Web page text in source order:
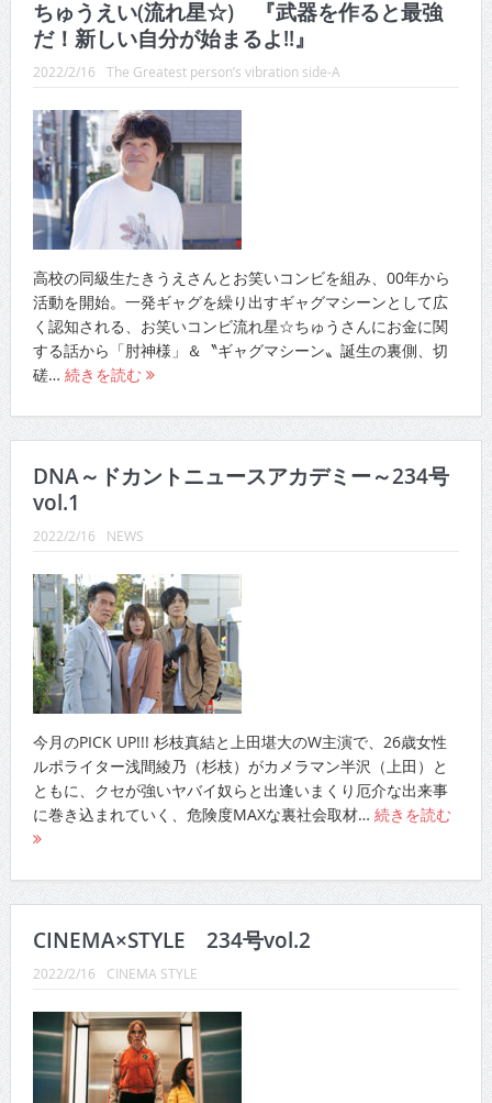
だ！新しい自分が始まるよ!!』
2022/2/16 The Greatest person’s vibration side-A
高校の同級生たきうえさんとお笑いコンビを組み、00年から
活動を開始。一発ギャグを繰り出すギャグマシーンとして広
く認知される、お笑いコンビ流れ星☆ちゅうさんにお金に関
する話から「肘神様」＆〝ギャグマシーン〟誕生の裏側、切
磋…続きを読む
vol.1
2022/2/16
今月のPICK UP!!! 杉枝真結と上田堪大のW主演で、26歳女性
ルポライター浅間綾乃（杉枝）がカメラマン半沢（上田）と
ともに、クセが強いヤバイ奴らと出逢いまくり厄介な出来事
に巻き込まれていく、危険度MAXな裏社会取材…続きを読む
2022/2/16 CINEMA STYLE